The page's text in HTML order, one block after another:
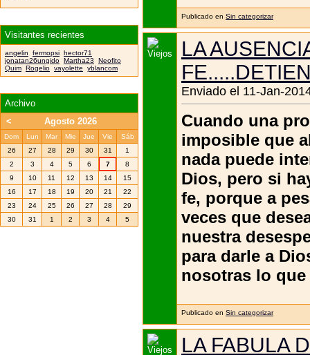
Publicado en Sin categorizar
LA
Enviado el 11-Jan-
Cuando una
imposible que
nada puede
Dios, pero si
fe, porque a
veces que
nuestra
para darle a
nosotras lo que
Publicado en Sin categorizar
LA FABULA
Visitantes recientes
angelin fermopsi hector71
jonatan26ungido Martha23
Neofito
Quim Rogelio vayolette yblancom
Archivo
<
Agosto 2026
Dom Lun Mar Mie Jue Vie
Sáb
26
27 28 29 30 31
1
2
3 4 5 6 7
8
9
10 11 12 13 14
15
16
17 18 19 20 21
22
23
24 25 26 27 28
29
30
31 1 2 3 4 5